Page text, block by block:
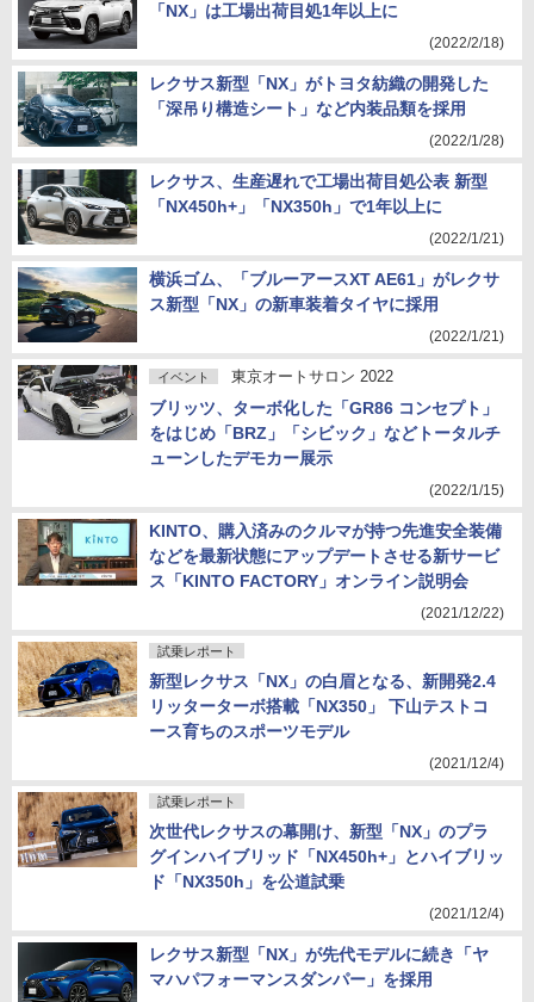
「NX」は工場出荷目処1年以上に
(2022/2/18)
レクサス新型「NX」がトヨタ紡織の開発した
「深吊り構造シート」など内装品類を採用
(2022/1/28)
レクサス、生産遅れで工場出荷目処公表 新型
「NX450h+」「NX350h」で1年以上に
(2022/1/21)
横浜ゴム、「ブルーアースXT AE61」がレクサ
ス新型「NX」の新車装着タイヤに採用
(2022/1/21)
イベント 東京オートサロン 2022
ブリッツ、ターボ化した「GR86 コンセプト」
をはじめ「BRZ」「シビック」などトータルチ
ューンしたデモカー展示
(2022/1/15)
KINTO、購入済みのクルマが持つ先進安全装備
などを最新状態にアップデートさせる新サービ
ス「KINTO FACTORY」オンライン説明会
(2021/12/22)
試乗レポート
新型レクサス「NX」の白眉となる、新開発2.4
リッターターボ搭載「NX350」 下山テストコ
ース育ちのスポーツモデル
(2021/12/4)
試乗レポート
次世代レクサスの幕開け、新型「NX」のプラ
グインハイブリッド「NX450h+」とハイブリッ
ド「NX350h」を公道試乗
(2021/12/4)
レクサス新型「NX」が先代モデルに続き「ヤ
マハパフォーマンスダンパー」を採用